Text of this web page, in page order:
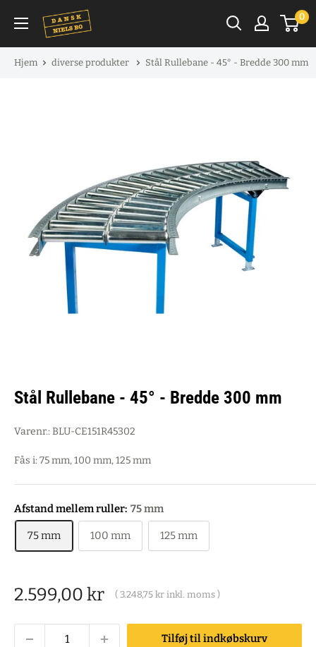
indhold
0
Hjem diverse produkter Stål Rullebane - 45° - Bredde 300 mm
Stål Rullebane - 45° - Bredde 300 mm
Varenr.: BLU-CE151R45302
Fås i: 75 mm, 100 mm, 125 mm
Afstand mellem ruller: 75 mm
75 mm 100 mm 125 mm
Salgspris
2.599,00 kr ( 3.248,75 kr inkl. moms )
Tilføj til indkøbskurv